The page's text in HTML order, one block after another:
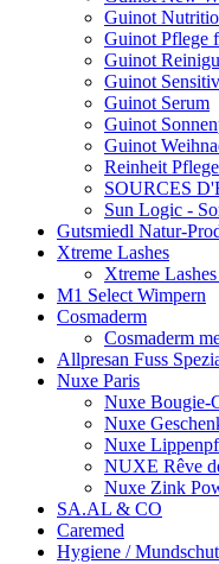
Guinot
Guinot Pflege
Guinot
Guinot
Guinot Serum
Guinot
Guinot
Reinheit
SOURCES
Sun Logic -
Gutsmiedl Natur-
Xtreme Lashes
Xtreme
M1 Select Wimpern
Cosmaderm
Cosmaderm
Allpresan Fuss
Nuxe Paris
Nuxe Bougie-
Nuxe
Nuxe
NUXE Rêve
Nuxe Zink
SA.AL & CO
Caremed
Hygiene /